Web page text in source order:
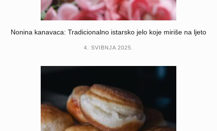
Nonina kanavaca: Tradicionalno istarsko jelo koje miriše na ljeto
4. SVIBNJA 2025.